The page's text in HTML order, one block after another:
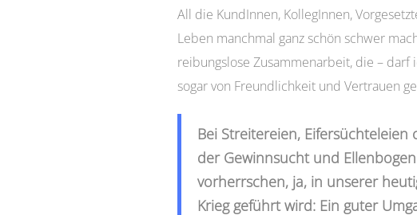
All die KundInnen, KollegInnen,
Leben manchmal ganz schön schwer
reibungslose Zusammenarbeit, die – darf
sogar von Freundlichkeit und Vertrauen
Bei Streitereien,
der Gewinnsucht und
vorherrschen, ja, in unserer
Krieg geführt wird: Ein guter